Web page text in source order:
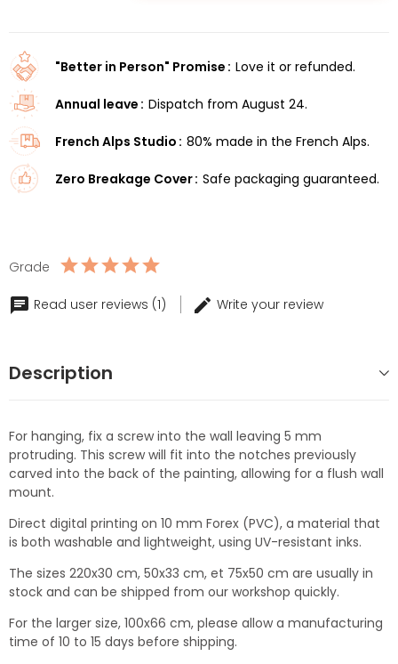
"Better in Person" Promise Love it or refunded.
Annual leave Dispatch from August 24.
French Alps Studio 80% made in the French Alps.
Zero Breakage Cover Safe packaging guaranteed.
Grade
Read user reviews (1) Write your review
Description
For hanging, fix a screw into the wall leaving 5 mm
protruding. This screw will fit into the notches previously
carved into the back of the painting, allowing for a flush wall
mount.
Direct digital printing on 10 mm Forex (PVC), a material that
is both washable and lightweight, using UV-resistant inks.
The sizes 220x30 cm, 50x33 cm, et 75x50 cm are usually in
stock and can be shipped from our workshop quickly.
For the larger size, 100x66 cm, please allow a manufacturing
time of 10 to 15 days before shipping.